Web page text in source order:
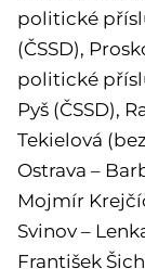
politické
(ČSSD),
politické
Pyš (ČSSD),
Tekielová
Ostrava –
Mojmír
Svinov –
František